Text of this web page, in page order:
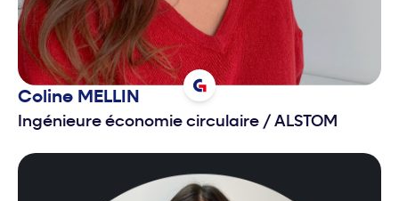
Coline MELLIN
Ingénieure économie circulaire / ALSTOM